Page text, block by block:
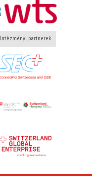
Intézményi partnerek